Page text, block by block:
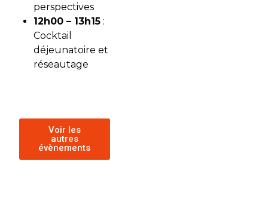
perspectives
12h00 – 13h15 :
Cocktail
déjeunatoire et
réseautage
Voir les
autres
évènements